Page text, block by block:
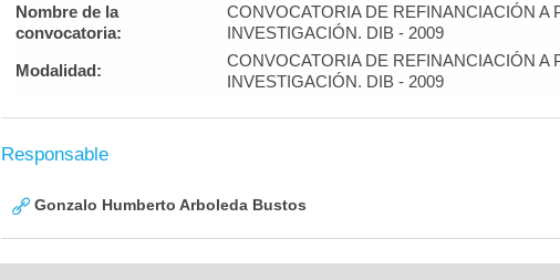
Nombre de la
convocatoria:
CONVOCATORIA DE REFINANCIACIÓN A
INVESTIGACIÓN. DIB - 2009
Modalidad:
CONVOCATORIA DE REFINANCIACIÓN A
INVESTIGACIÓN. DIB - 2009
Responsable
Gonzalo Humberto Arboleda Bustos